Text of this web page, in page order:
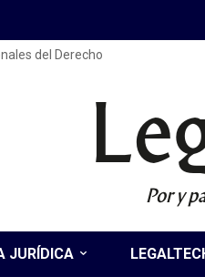
del Derecho
Por y
JURÍDICA